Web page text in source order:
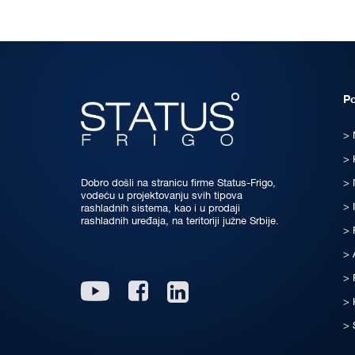
Dobro došli na stranicu firme Status-Frigo,
vodeću u projektovanju svih tipova
rashladnih sistema, kao i u prodaji
rashladnih uređaja, na teritoriji južne Srbije.
Youtube Facebook